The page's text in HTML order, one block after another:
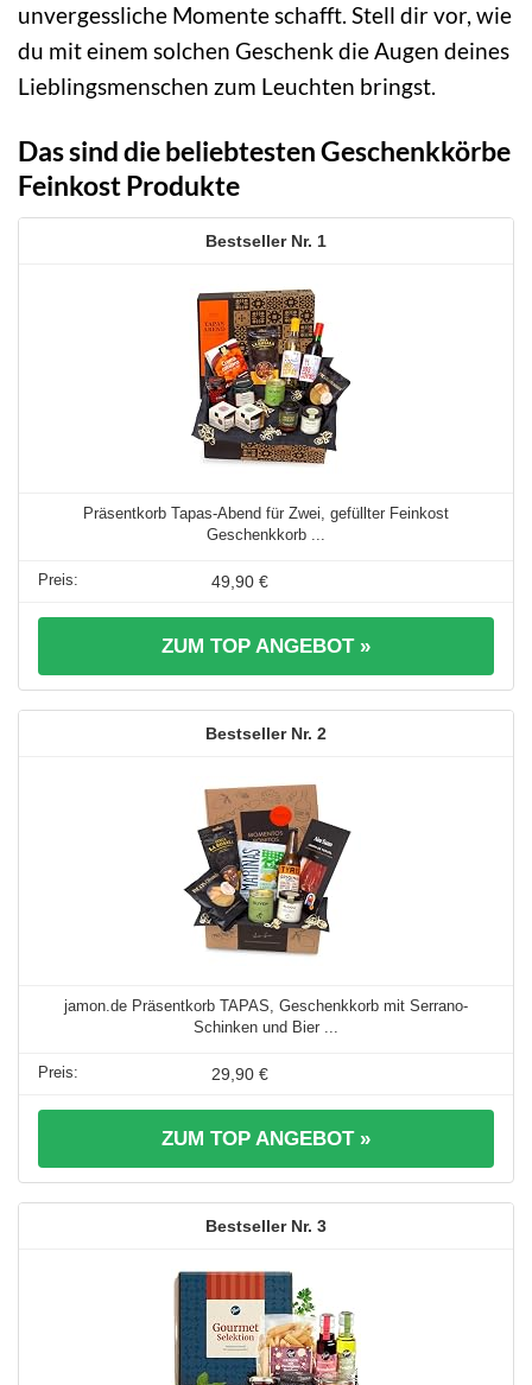
unvergessliche Momente schafft. Stell dir vor, wie
du mit einem solchen Geschenk die Augen deines
Lieblingsmenschen zum Leuchten bringst.
Das sind die beliebtesten Geschenkkörbe
Feinkost Produkte
1
Präsentkorb Tapas-Abend für Zwei, gefüllter Feinkost
Geschenkkorb ...
49,90 €
ZUM TOP ANGEBOT »
2
jamon.de Präsentkorb TAPAS, Geschenkkorb mit Serrano-
Schinken und Bier ...
29,90 €
ZUM TOP ANGEBOT »
3